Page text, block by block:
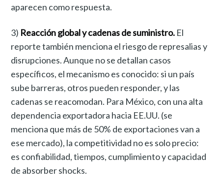
aparecen como respuesta.
3) Reacción global y cadenas de suministro. El
reporte también menciona el riesgo de represalias y
disrupciones. Aunque no se detallan casos
específicos, el mecanismo es conocido: si un país
sube barreras, otros pueden responder, y las
cadenas se reacomodan. Para México, con una alta
dependencia exportadora hacia EE.UU. (se
menciona que más de 50% de exportaciones van a
ese mercado), la competitividad no es solo precio:
es confiabilidad, tiempos, cumplimiento y capacidad
de absorber shocks.